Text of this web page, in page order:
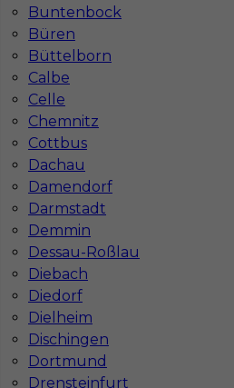
Buntenbock
Büren
Büttelborn
Calbe
Celle
Chemnitz
Cottbus
Dachau
Damendorf
Darmstadt
Demmin
Dessau-Roßlau
Diebach
Diedorf
Dielheim
Dischingen
Dortmund
Drensteinfurt
InServ © 2014 – 2026 |
Witryna korzysta z ciasteczek